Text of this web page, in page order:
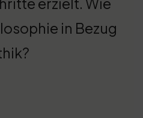
in Bezug